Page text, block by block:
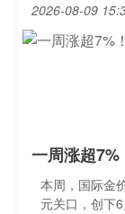
2026-08-09
一周涨超
本周，国际金
元关口，创下